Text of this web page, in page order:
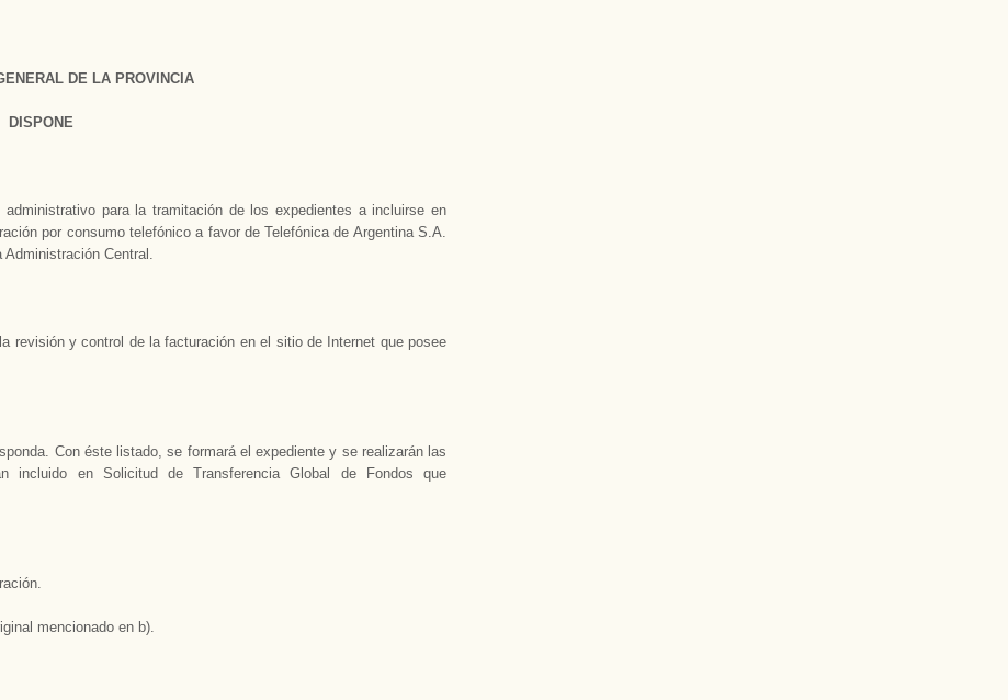
DE LA PROVINCIA
DISPONE
administrativo para la tramitación de los expedientes a incluirse en
por consumo telefónico a favor de Telefónica de Argentina S.A.
Central.
revisión y control de la facturación en el sitio de Internet que posee
Con éste listado, se formará el expediente y se realizarán las
incluido en Solicitud de Transferencia Global de Fondos que
mencionado en b).